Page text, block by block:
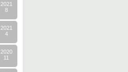
2021
8
2021
4
2020
11